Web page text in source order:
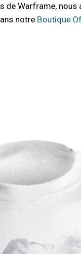
de Warframe,
notre Boutique